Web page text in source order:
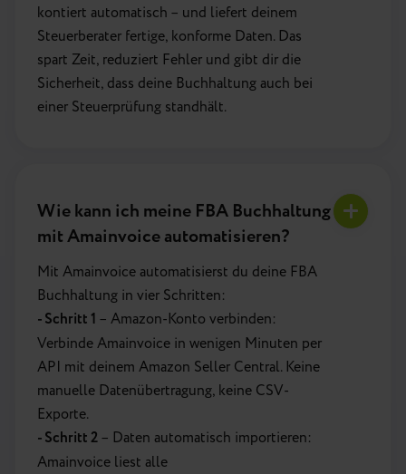
kontiert automatisch – und liefert deinem
Steuerberater fertige, konforme Daten. Das
spart Zeit, reduziert Fehler und gibt dir die
Sicherheit, dass deine Buchhaltung auch bei
einer Steuerprüfung standhält.
Wie kann ich meine FBA Buchhaltung
mit Amainvoice automatisieren?
Mit Amainvoice automatisierst du deine FBA
Buchhaltung in vier Schritten:
- Schritt 1 – Amazon-Konto verbinden:
Verbinde Amainvoice in wenigen Minuten per
API mit deinem Amazon Seller Central. Keine
manuelle Datenübertragung, keine CSV-
Exporte.
- Schritt 2– Daten automatisch importieren:
Amainvoice liest alle